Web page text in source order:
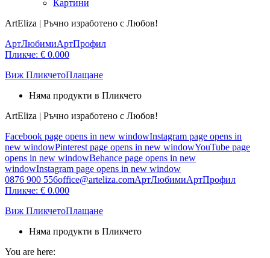
Картини
ArtEliza | Ръчно изработено с Любов!
АртЛюбимиАртПрофил
Пликче: € 0.000
Виж ПликчетоПлащане
Няма продукти в Пликчето
ArtEliza | Ръчно изработено с Любов!
Facebook page opens in new windowInstagram page opens in
new windowPinterest page opens in new windowYouTube page
opens in new windowBehance page opens in new
windowInstagram page opens in new window
0876 900 556office@arteliza.comАртЛюбимиАртПрофил
Пликче: € 0.000
Виж ПликчетоПлащане
Няма продукти в Пликчето
You are here: